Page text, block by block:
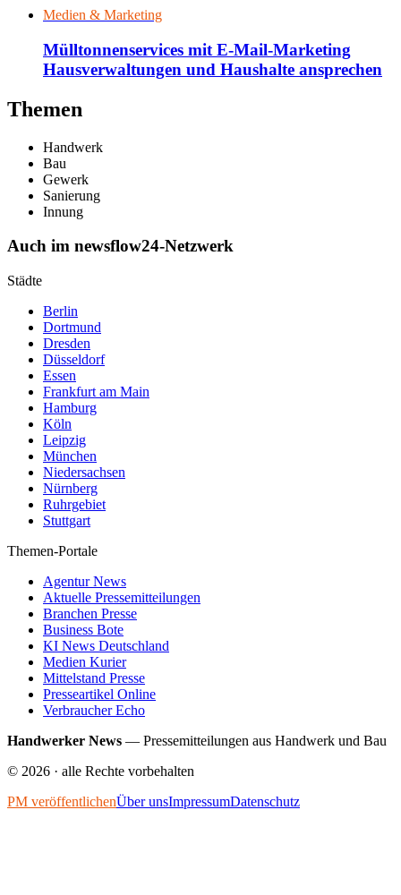
Medien & Marketing
Mülltonnenservices mit E-Mail-Marketing
Hausverwaltungen und Haushalte ansprechen
Themen
Handwerk
Bau
Gewerk
Sanierung
Innung
Auch im newsflow24-Netzwerk
Städte
Berlin
Dortmund
Dresden
Düsseldorf
Essen
Frankfurt am Main
Hamburg
Köln
Leipzig
München
Niedersachsen
Nürnberg
Ruhrgebiet
Stuttgart
Themen-Portale
Agentur News
Aktuelle Pressemitteilungen
Branchen Presse
Business Bote
KI News Deutschland
Medien Kurier
Mittelstand Presse
Presseartikel Online
Verbraucher Echo
Handwerker News — Pressemitteilungen aus Handwerk und Bau
© 2026 · alle Rechte vorbehalten
PM veröffentlichenÜber unsImpressumDatenschutz